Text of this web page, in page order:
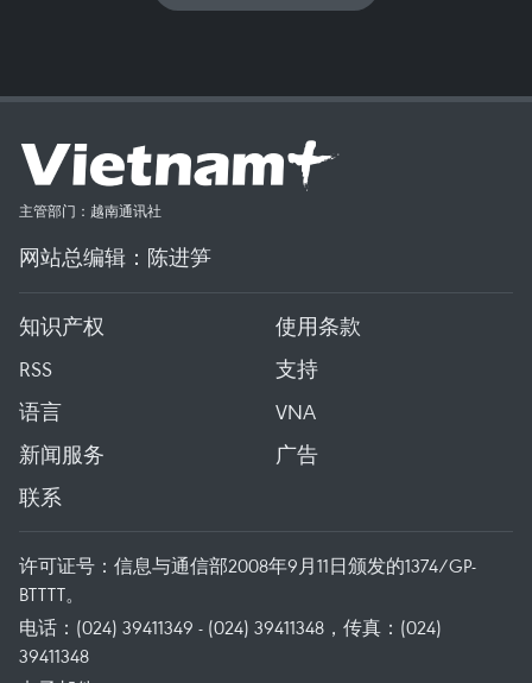
主管部门：越南通讯社
网站总编辑：陈进笋
知识产权
使用条款
RSS
支持
语言
VNA
新闻服务
广告
联系
许可证号：信息与通信部2008年9月11日颁发的1374/GP-
BTTTT。
电话：(024) 39411349 - (024) 39411348，传真：(024)
39411348